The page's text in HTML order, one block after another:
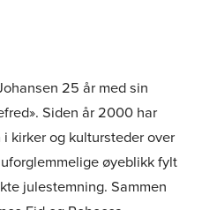
25 år med sin
Siden år 2000 har
kirker og kultursteder over
øyeblikk fylt
julestemning. Sammen